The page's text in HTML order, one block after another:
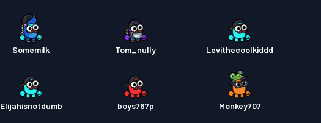
Somemilk Tom_nully Levithecoolkiddd
Elijahisnotdumb boys767p Monkey707